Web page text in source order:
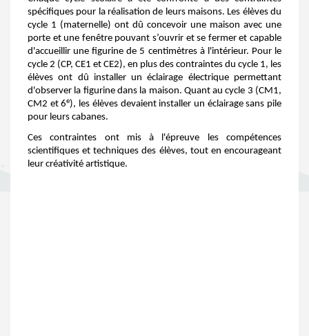
spécifiques pour la réalisation de leurs maisons. Les élèves du
cycle 1 (maternelle) ont dû concevoir une maison avec une
porte et une fenêtre pouvant s’ouvrir et se fermer et capable
d'accueillir une figurine de 5 centimètres à l'intérieur. Pour le
cycle 2 (CP, CE1 et CE2), en plus des contraintes du cycle 1, les
élèves ont dû installer un éclairage électrique permettant
d'observer la figurine dans la maison. Quant au cycle 3 (CM1,
CM2 et 6e), les élèves devaient installer un éclairage sans pile
pour leurs cabanes.
Ces contraintes ont mis à l'épreuve les compétences
scientifiques et techniques des élèves, tout en encourageant
leur créativité artistique.